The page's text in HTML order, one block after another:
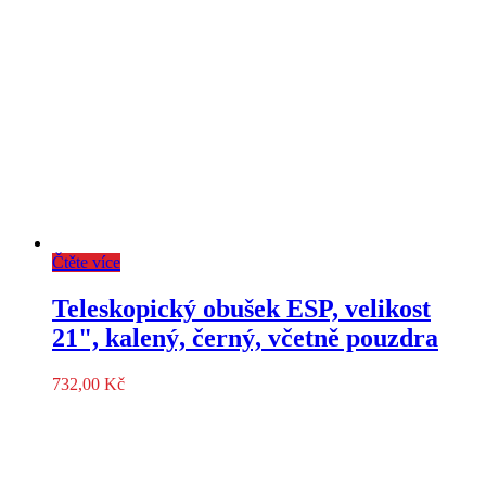
Čtěte více
Teleskopický obušek ESP, velikost
21", kalený, černý, včetně pouzdra
732,00 Kč